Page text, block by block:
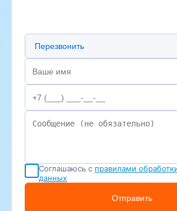
Предпочтительный способ связи
Соглашаюсь с правилами
данных
Отправить